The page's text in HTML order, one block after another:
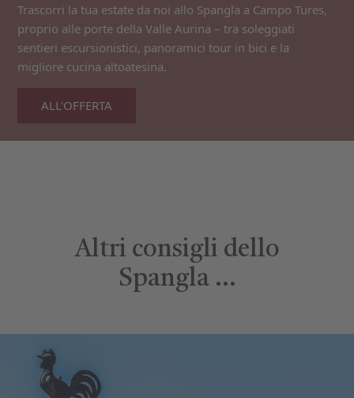
Trascorri la tua estate da noi allo Spangla a Campo Tures,
proprio alle porte della Valle Aurina – tra soleggiati
sentieri escursionistici, panoramici tour in bici e la
migliore cucina altoatesina.
ALL'OFFERTA
Altri consigli dello
Spangla …